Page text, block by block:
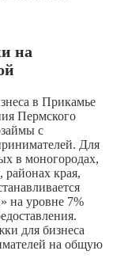
на
в Прикамье
Пермского
с
Для
в моногородах,
районах края,
на уровне 7%
для бизнеса
на общую